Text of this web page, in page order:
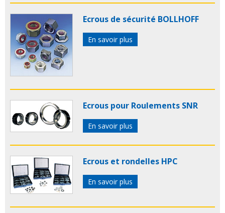
Ecrous de sécurité BOLLHOFF
En savoir plus
Ecrous pour Roulements SNR
En savoir plus
Ecrous et rondelles HPC
En savoir plus